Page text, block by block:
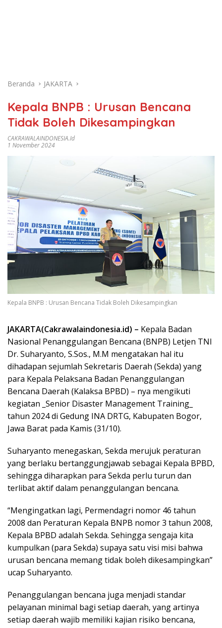
Beranda JAKARTA
Kepala BNPB : Urusan Bencana
Tidak Boleh Dikesampingkan
CAKRAWALAINDONESIA.id
1 November 2024
Kepala BNPB : Urusan Bencana Tidak Boleh Dikesampingkan
JAKARTA(Cakrawalaindonesia.id) – Kepala Badan
Nasional Penanggulangan Bencana (BNPB) Letjen TNI
Dr. Suharyanto, S.Sos., M.M mengatakan hal itu
dihadapan sejumlah Sekretaris Daerah (Sekda) yang
para Kepala Pelaksana Badan Penanggulangan
Bencana Daerah (Kalaksa BPBD) – nya mengikuti
kegiatan _Senior Disaster Management Training_
tahun 2024 di Gedung INA DRTG, Kabupaten Bogor,
Jawa Barat pada Kamis (31/10).
Suharyanto menegaskan, Sekda merujuk peraturan
yang berlaku bertanggungjawab sebagai Kepala BPBD,
sehingga diharapkan para Sekda perlu turun dan
terlibat aktif dalam penanggulangan bencana.
“Mengingatkan lagi, Permendagri nomor 46 tahun
2008 dan Peraturan Kepala BNPB nomor 3 tahun 2008,
Kepala BPBD adalah Sekda. Sehingga sengaja kita
kumpulkan (para Sekda) supaya satu visi misi bahwa
urusan bencana memang tidak boleh dikesampingkan”
ucap Suharyanto.
Penanggulangan bencana juga menjadi standar
pelayanan minimal bagi setiap daerah, yang artinya
setiap daerah wajib memiliki kajian risiko bencana,